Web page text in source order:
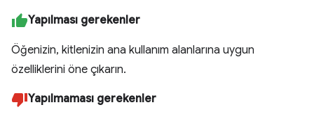
Yapılması gerekenler
Öğenizin, kitlenizin ana kullanım alanlarına uygun
özelliklerini öne çıkarın.
Yapılmaması gerekenler